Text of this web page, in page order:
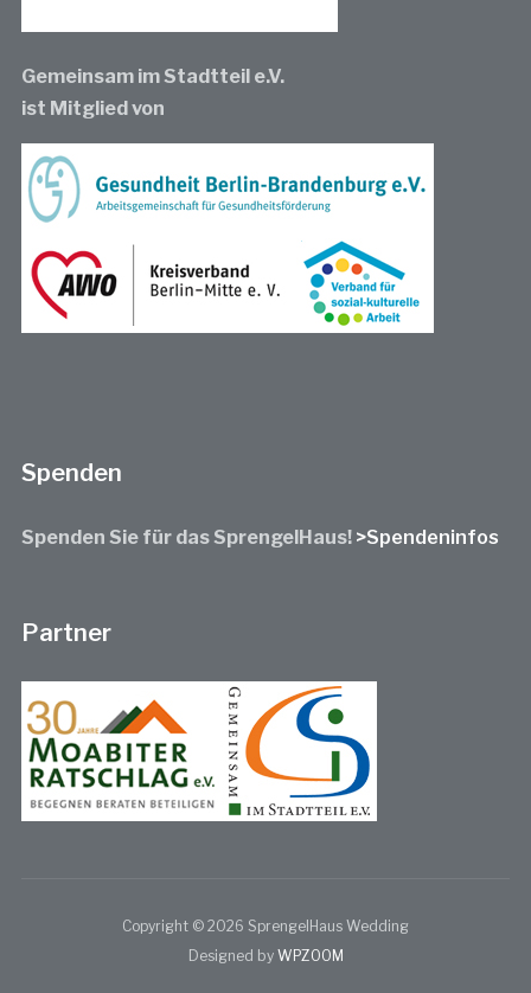
Gemeinsam im Stadtteil e.V.
ist Mitglied von
Spenden
Spenden Sie für das SprengelHaus! >Spendeninfos
Partner
Copyright © 2026 SprengelHaus Wedding
Designed by WPZOOM